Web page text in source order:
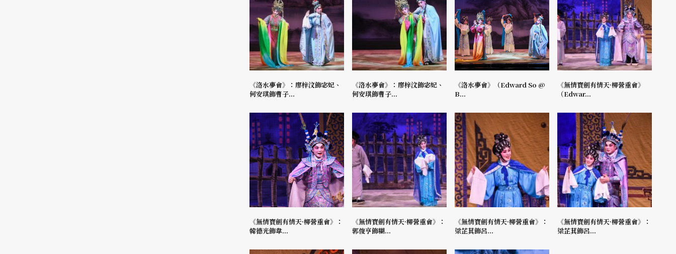
《洛水夢會》：廖梓汶飾宓妃、
何安琪飾曹子...
《洛水夢會》：廖梓汶飾宓妃、
何安琪飾曹子...
《洛水夢會》（Edward So @
B...
《無情寶劍有情天·柳營重會》
（Edwar...
《無情寶劍有情天·柳營重會》：
韓德光飾韋...
《無情寶劍有情天·柳營重會》：
郭俊亨飾糊...
《無情寶劍有情天·柳營重會》：
梁芷萁飾呂...
《無情寶劍有情天·柳營重會》：
梁芷萁飾呂...